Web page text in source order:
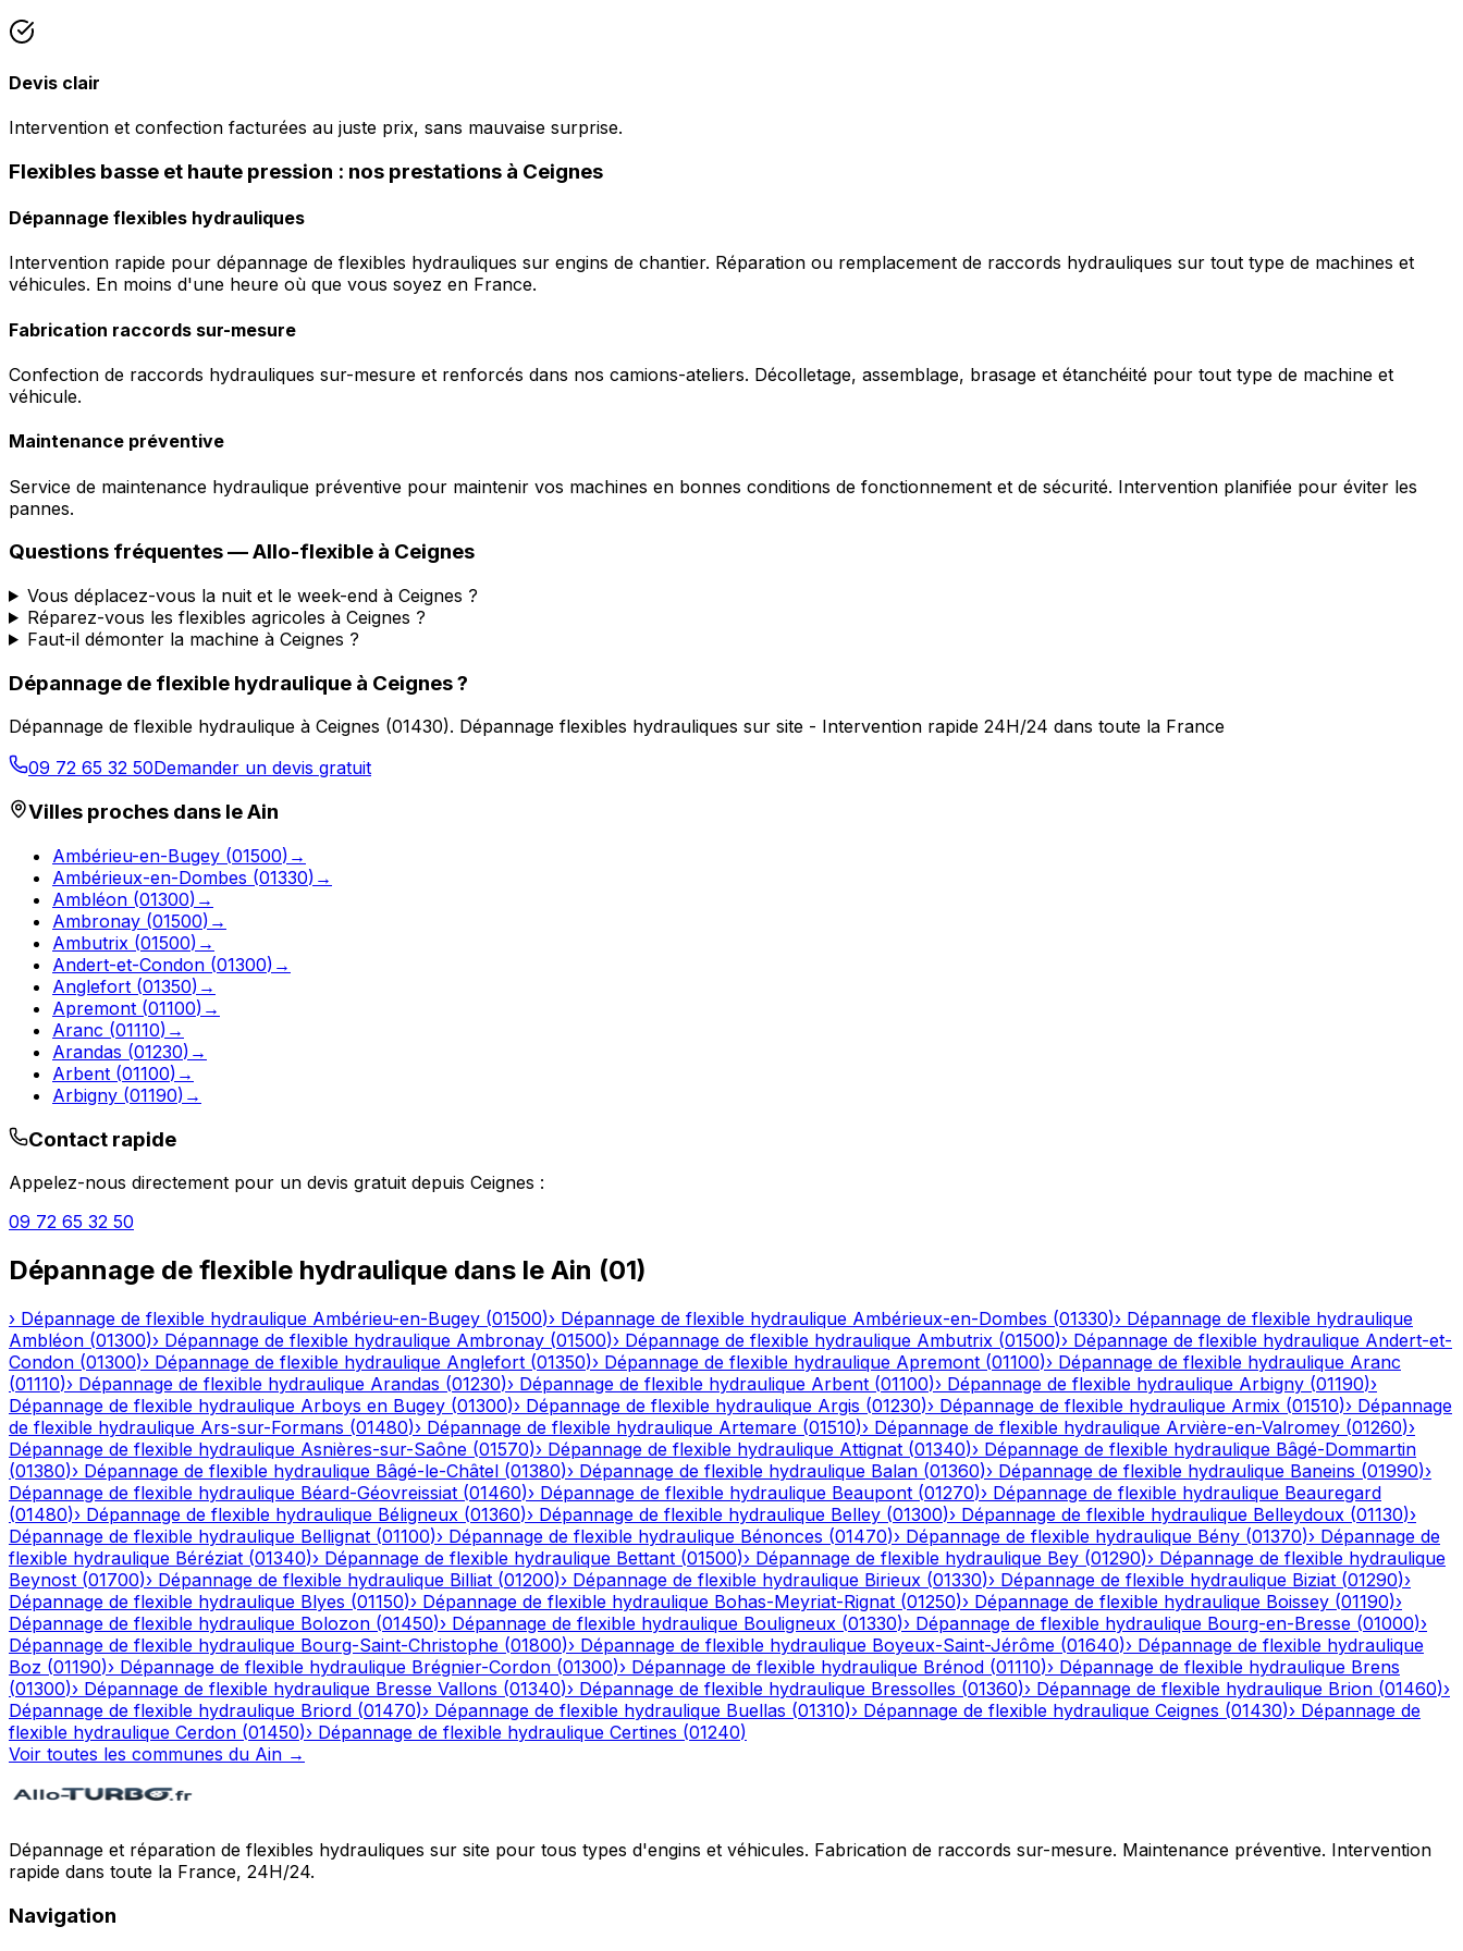
Devis clair
Intervention et confection facturées au juste prix, sans mauvaise surprise.
Flexibles basse et haute pression : nos prestations à Ceignes
Dépannage flexibles hydrauliques
Intervention rapide pour dépannage de flexibles hydrauliques sur engins de chantier. Réparation ou remplacement de raccords hydrauliques sur tout type de machines et
véhicules. En moins d'une heure où que vous soyez en France.
Fabrication raccords sur-mesure
Confection de raccords hydrauliques sur-mesure et renforcés dans nos camions-ateliers. Décolletage, assemblage, brasage et étanchéité pour tout type de machine et
véhicule.
Maintenance préventive
Service de maintenance hydraulique préventive pour maintenir vos machines en bonnes conditions de fonctionnement et de sécurité. Intervention planifiée pour éviter les
pannes.
Questions fréquentes —Allo-flexible à Ceignes
Vous déplacez-vous la nuit et le week-end à Ceignes ?
Réparez-vous les flexibles agricoles à Ceignes ?
Faut-il démonter la machine à Ceignes ?
Dépannage de flexible hydraulique à Ceignes?
Dépannage de flexible hydraulique à Ceignes (01430). Dépannage flexibles hydrauliques sur site - Intervention rapide 24H/24 dans toute la France
09 72 65 32 50Demander un devis gratuit
Villes proches dans leAin
Ambérieu-en-Bugey (01500) →
Ambérieux-en-Dombes (01330) →
Ambléon (01300) →
Ambronay (01500) →
Ambutrix (01500) →
Andert-et-Condon (01300) →
Anglefort (01350) →
Apremont (01100) →
Aranc (01110) →
Arandas (01230) →
Arbent (01100) →
Arbigny (01190) →
Contact rapide
Appelez-nous directement pour un devis gratuit depuis Ceignes :
09 72 65 32 50
Dépannage de flexible hydraulique dans le Ain (01)
› Dépannage de flexible hydraulique Ambérieu-en-Bugey (01500)› Dépannage de flexible hydraulique Ambérieux-en-Dombes (01330)› Dépannage de flexible hydraulique
Ambléon (01300)› Dépannage de flexible hydraulique Ambronay (01500)› Dépannage de flexible hydraulique Ambutrix (01500)› Dépannage de flexible hydraulique Andert-et-
Condon (01300)› Dépannage de flexible hydraulique Anglefort (01350)› Dépannage de flexible hydraulique Apremont (01100)› Dépannage de flexible hydraulique Aranc
(01110)› Dépannage de flexible hydraulique Arandas (01230)› Dépannage de flexible hydraulique Arbent (01100)› Dépannage de flexible hydraulique Arbigny (01190)›
Dépannage de flexible hydraulique Arboys en Bugey (01300)› Dépannage de flexible hydraulique Argis (01230)› Dépannage de flexible hydraulique Armix (01510)› Dépannage
de flexible hydraulique Ars-sur-Formans (01480)› Dépannage de flexible hydraulique Artemare (01510)› Dépannage de flexible hydraulique Arvière-en-Valromey (01260)›
Dépannage de flexible hydraulique Asnières-sur-Saône (01570)› Dépannage de flexible hydraulique Attignat (01340)› Dépannage de flexible hydraulique Bâgé-Dommartin
(01380)› Dépannage de flexible hydraulique Bâgé-le-Châtel (01380)› Dépannage de flexible hydraulique Balan (01360)› Dépannage de flexible hydraulique Baneins (01990)›
Dépannage de flexible hydraulique Béard-Géovreissiat (01460)› Dépannage de flexible hydraulique Beaupont (01270)› Dépannage de flexible hydraulique Beauregard
(01480)› Dépannage de flexible hydraulique Béligneux (01360)› Dépannage de flexible hydraulique Belley (01300)› Dépannage de flexible hydraulique Belleydoux (01130)›
Dépannage de flexible hydraulique Bellignat (01100)› Dépannage de flexible hydraulique Bénonces (01470)› Dépannage de flexible hydraulique Bény (01370)› Dépannage de
flexible hydraulique Béréziat (01340)› Dépannage de flexible hydraulique Bettant (01500)› Dépannage de flexible hydraulique Bey (01290)› Dépannage de flexible hydraulique
Beynost (01700)› Dépannage de flexible hydraulique Billiat (01200)› Dépannage de flexible hydraulique Birieux (01330)› Dépannage de flexible hydraulique Biziat (01290)›
Dépannage de flexible hydraulique Blyes (01150)› Dépannage de flexible hydraulique Bohas-Meyriat-Rignat (01250)› Dépannage de flexible hydraulique Boissey (01190)›
Dépannage de flexible hydraulique Bolozon (01450)› Dépannage de flexible hydraulique Bouligneux (01330)› Dépannage de flexible hydraulique Bourg-en-Bresse (01000)›
Dépannage de flexible hydraulique Bourg-Saint-Christophe (01800)› Dépannage de flexible hydraulique Boyeux-Saint-Jérôme (01640)› Dépannage de flexible hydraulique
Boz (01190)› Dépannage de flexible hydraulique Brégnier-Cordon (01300)› Dépannage de flexible hydraulique Brénod (01110)› Dépannage de flexible hydraulique Brens
(01300)› Dépannage de flexible hydraulique Bresse Vallons (01340)› Dépannage de flexible hydraulique Bressolles (01360)› Dépannage de flexible hydraulique Brion (01460)›
Dépannage de flexible hydraulique Briord (01470)› Dépannage de flexible hydraulique Buellas (01310)› Dépannage de flexible hydraulique Ceignes (01430)› Dépannage de
flexible hydraulique Cerdon (01450)› Dépannage de flexible hydraulique Certines (01240)
Voir toutes les communes du Ain →
Dépannage et réparation de flexibles hydrauliques sur site pour tous types d'engins et véhicules. Fabrication de raccords sur-mesure. Maintenance préventive. Intervention
rapide dans toute la France, 24H/24.
Navigation